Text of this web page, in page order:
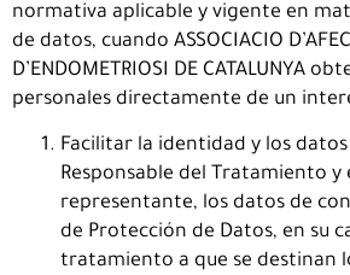
normativa aplicable y vigente en
de datos, cuando ASSOCIACIO
D’ENDOMETRIOSI DE CATALUNYA
personales directamente de un
Facilitar la identidad y los
Responsable del Tratamiento y
representante, los datos de
de Protección de Datos, en su
tratamiento a que se destinan